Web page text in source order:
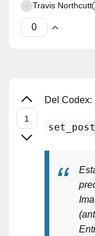
Travis Northcutt
Del Codex: